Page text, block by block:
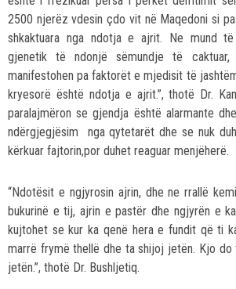
2500 njerëz vdesin çdo vit në Maqedoni si
shkaktuara nga ndotja e ajrit. Ne mund
gjenetik të ndonjë sëmundje të
manifestohen pa faktorët e mjedisit të
kryesorë është ndotja e ajrit.”, thotë Dr.
paralajmëron se gjendja është alarmante
ndërgjegjësim nga qytetarët dhe se nuk
kërkuar fajtorin,por duhet reaguar menjëherë.
“Ndotësit e ngjyrosin ajrin, dhe ne rrallë
bukurinë e tij, ajrin e pastër dhe ngjyrën e
kujtohet se kur ka qenë hera e fundit që ti
marrë frymë thellë dhe ta shijoj jetën. Kjo
jetën.”, thotë Dr. Bushljetiq.